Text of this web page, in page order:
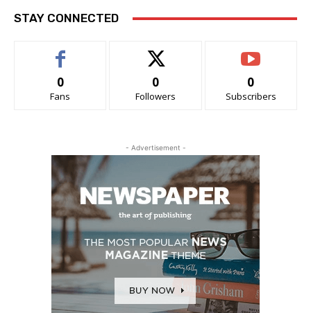
STAY CONNECTED
0
Fans
0
Followers
0
Subscribers
- Advertisement -